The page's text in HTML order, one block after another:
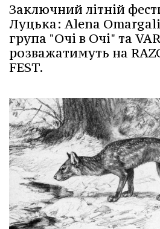
Заключний літній
Луцька: Alena
група "Очі в Очі" та
розважатимуть на
FEST.